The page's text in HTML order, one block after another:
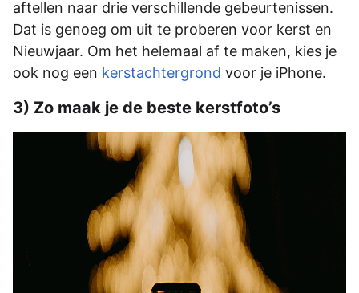
aftellen naar drie verschillende gebeurtenissen.
Dat is genoeg om uit te proberen voor kerst en
Nieuwjaar. Om het helemaal af te maken, kies je
ook nog een kerstachtergrond voor je iPhone.
3) Zo maak je de beste kerstfoto’s